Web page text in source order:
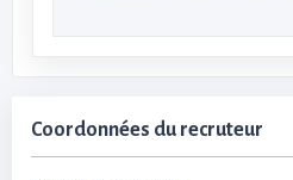
Coordonnées du recruteur